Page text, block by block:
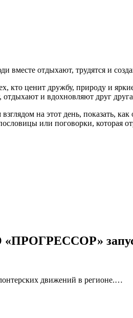
вместе отдыхают, трудятся и
кто ценит дружбу, природу и
и вдохновляют друг
на этот день, показать,
или поговорки, которая
«ПРОГРЕССОР»
движений в регионе.…